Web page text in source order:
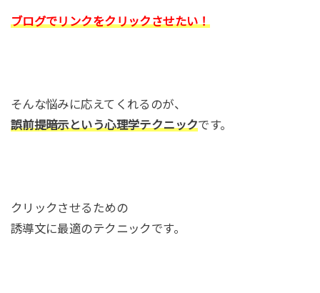
ブログでリンクをクリックさせたい！
そんな悩みに応えてくれるのが、
誤前提暗示という心理学テクニックです。
クリックさせるための
誘導文に最適のテクニックです。